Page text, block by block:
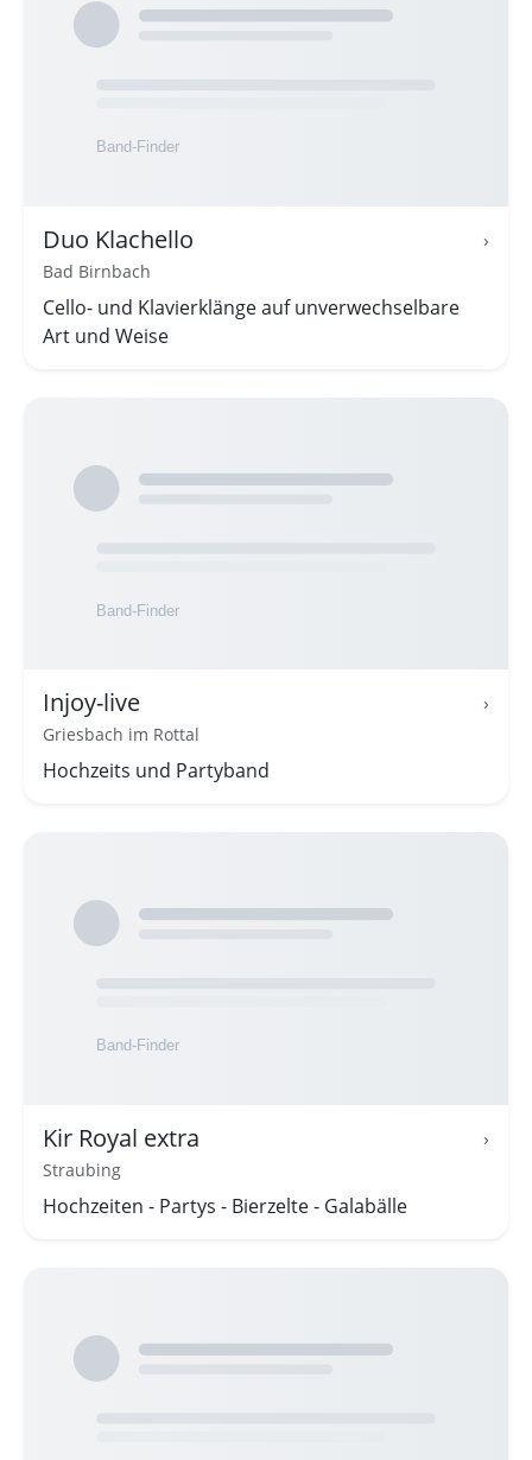
Duo Klachello ›
Bad Birnbach
Cello- und Klavierklänge auf unverwechselbare
Art und Weise
Injoy-live ›
Griesbach im Rottal
Hochzeits und Partyband
Kir Royal extra ›
Straubing
Hochzeiten - Partys - Bierzelte - Galabälle